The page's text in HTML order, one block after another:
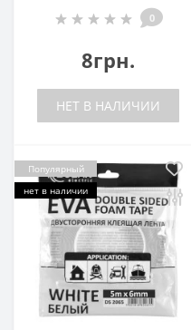
0
8грн.
НЕТ В НАЛИЧИИ
Популярный
нет в наличии